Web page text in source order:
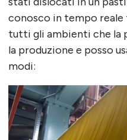
conosco in tempo
tutti gli ambienti che la
la produzione e posso
modi: